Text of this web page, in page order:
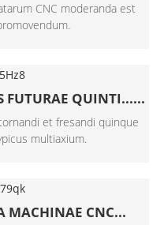
CNC moderanda est
FUTURAE QUINTI......
et fresandi quinque
multiaxium.
MACHINAE CNC...